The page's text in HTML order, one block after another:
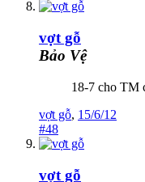
vợt gỗ
Bảo Vệ
18-7 cho TM
vợt gỗ, 15/6/12
#48
vợt gỗ